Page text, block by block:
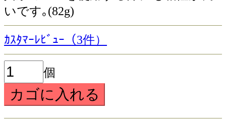
いです｡(82g)
ｶｽﾀﾏｰﾚﾋﾞｭｰ（3件）
個